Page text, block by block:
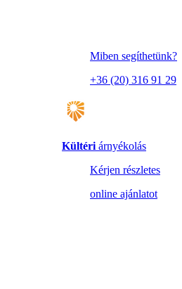
Miben segíthetünk?
+36 (20) 316 91 29
Kültéri árnyékolás
Kérjen részletes
online ajánlatot